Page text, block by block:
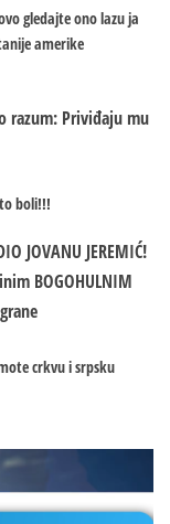
gledajte ono lazu ja
amerike
razum: Priviđaju mu
boli!!!
JOVANU JEREMIĆ!
BOGOHULNIM
crkvu i srpsku